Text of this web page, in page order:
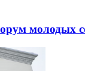
молодых